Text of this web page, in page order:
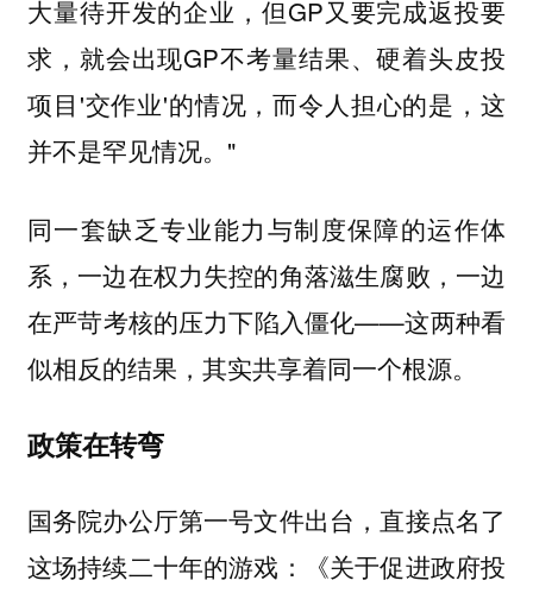
大量待开发的企业，但GP又要完成返投要
求，就会出现GP不考量结果、硬着头皮投
项目'交作业'的情况，而令人担心的是，这
并不是罕见情况。"
同一套缺乏专业能力与制度保障的运作体
系，一边在权力失控的角落滋生腐败，一边
在严苛考核的压力下陷入僵化——这两种看
似相反的结果，其实共享着同一个根源。
政策在转弯
国务院办公厅第一号文件出台，直接点名了
这场持续二十年的游戏：《关于促进政府投